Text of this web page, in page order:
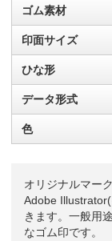
ゴム素材
印面サイズ
ひな形
データ形式
色
オリジナルマー
Adobe
きます。一般用
なゴム印です。